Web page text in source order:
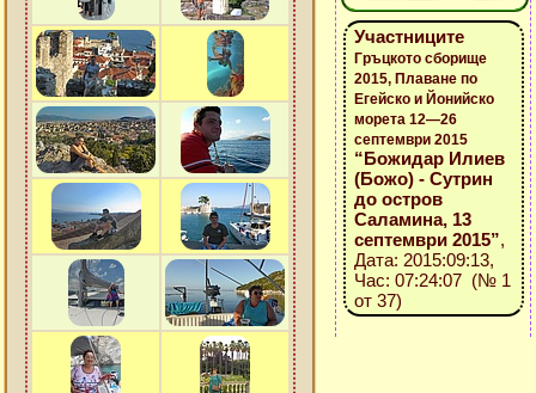
Участниците
Гръцкото сборище
2015, Плаване по
Егейско и Йонийско
морета 12—26
септември 2015
“Божидар Илиев
(Божо) - Сутрин
до остров
Саламина, 13
септември 2015”,
Дата: 2015:09:13,
Час: 07:24:07 (№ 1
от 37)